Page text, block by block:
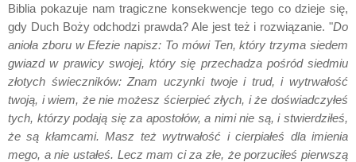
Biblia pokazuje nam tragiczne konsekwencje tego co dzieje się,
gdy Duch Boży odchodzi prawda? Ale jest też i rozwiązanie. "Do
anioła zboru w Efezie napisz: To mówi Ten, który trzyma siedem
gwiazd w prawicy swojej, który się przechadza pośród siedmiu
złotych świeczników: Znam uczynki twoje i trud, i wytrwałość
twoją, i wiem, że nie możesz ścierpieć złych, i że doświadczyłeś
tych, którzy podają się za apostołów, a nimi nie są, i stwierdziłeś,
że są kłamcami. Masz też wytrwałość i cierpiałeś dla imienia
mego, a nie ustałeś. Lecz mam ci za złe, że porzuciłeś pierwszą